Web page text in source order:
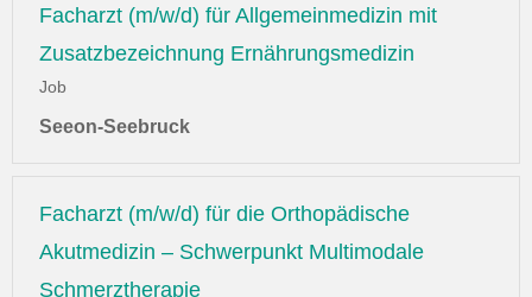
Facharzt (m/w/d) für Allgemeinmedizin mit
Zusatzbezeichnung Ernährungsmedizin
Job
Seeon-Seebruck
Facharzt (m/w/d) für die Orthopädische
Akutmedizin – Schwerpunkt Multimodale
Schmerztherapie